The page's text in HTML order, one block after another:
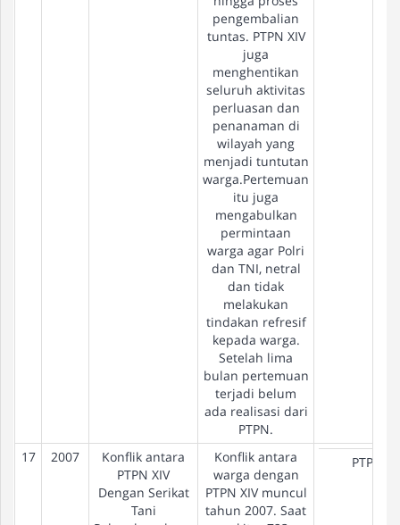
pengembalian
tuntas. PTPN XIV
juga
menghentikan
seluruh aktivitas
perluasan dan
penanaman di
wilayah yang
menjadi tuntutan
warga.Pertemuan
itu juga
mengabulkan
permintaan
warga agar Polri
dan TNI, netral
dan tidak
melakukan
tindakan refresif
kepada warga.
Setelah lima
bulan pertemuan
terjadi belum
ada realisasi dari
PTPN.
17 2007
Konflik antara
PTPN XIV
Dengan Serikat
Tani
Konflik antara
warga dengan
PTPN XIV muncul
tahun 2007. Saat
PTPN